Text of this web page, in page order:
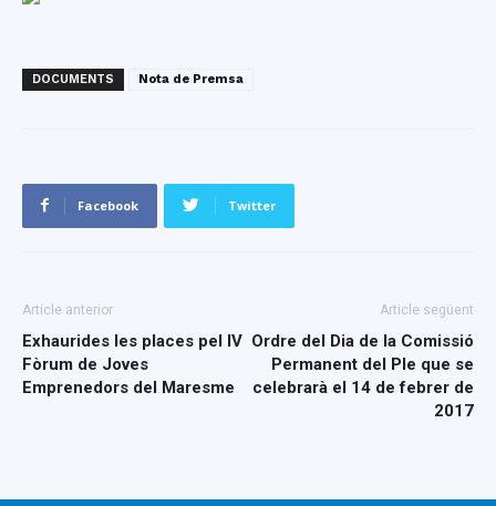
DOCUMENTS Nota de Premsa
Facebook Twitter
Article anterior
Exhaurides les places pel IV
Fòrum de Joves
Emprenedors del Maresme
Article següent
Ordre del Dia de la Comissió
Permanent del Ple que se
celebrarà el 14 de febrer de
2017